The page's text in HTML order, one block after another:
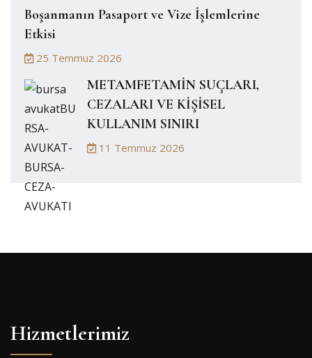
Boşanmanın Pasaport ve Vize İşlemlerine
Etkisi
25 Temmuz 2026
METAMFETAMİN SUÇLARI,
CEZALARI VE KİŞİSEL
KULLANIM SINIRI
11 Temmuz 2026
Hizmetlerimiz